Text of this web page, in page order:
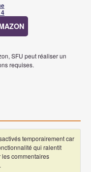
SFU peut réaliser un
requises.
temporairement car
qui ralentit
commentaires